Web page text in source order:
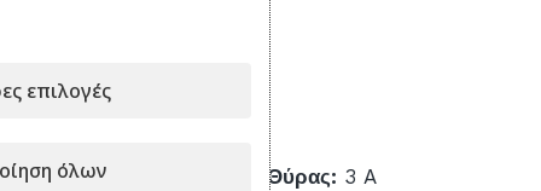
Βάρος:
227 gr
Έντασης Ρεύματος Κύριας Θύρας: 3 A
επιλογές
όλων